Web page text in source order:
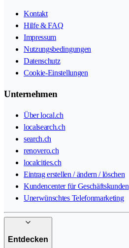
Kontakt
Hilfe & FAQ
Impressum
Nutzungsbedingungen
Datenschutz
Cookie-Einstellungen
Unternehmen
Über local.ch
localsearch.ch
search.ch
renovero.ch
localcities.ch
Eintrag erstellen / ändern / löschen
Kundencenter für Geschäftskunden
Unerwünschtes Telefonmarketing
Entdecken